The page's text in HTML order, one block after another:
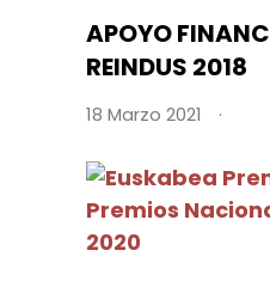
APOYO
REINDUS 2018
18 Marzo 2021